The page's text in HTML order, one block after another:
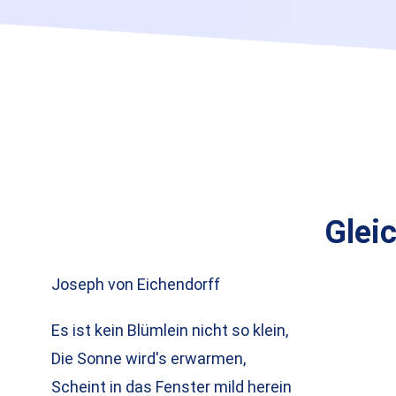
Joseph von Eichendorff
Es ist kein Blümlein nicht so klein,
Die Sonne wird's erwarmen,
Scheint in das Fenster mild herein